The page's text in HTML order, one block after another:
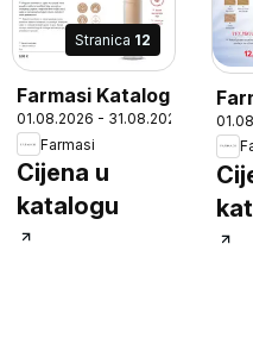
Stranica 12
Farmasi Katalog
01.08.2026 - 31.08.2026
Farmasi
Cijena u
katalogu